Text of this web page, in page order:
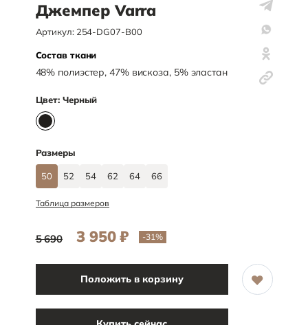
Джемпер Varra
Артикул: 254-DG07-B00
Состав ткани
48% полиэстер,47% вискоза, 5% эластан
Цвет: Черный
Размеры
50 52 54 62 64 66
Таблица размеров
5 690 3 950₽ -31%
Положить в корзину